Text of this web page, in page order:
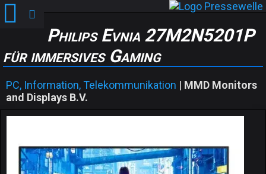
Philips Evnia 27M2N5201P
für immersives Gaming
PC, Information, Telekommunikation | MMD Monitors
and Displays B.V.